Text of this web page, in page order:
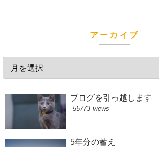
アーカイブ
ブログを引っ越します
55773 views
5年分の蓄え